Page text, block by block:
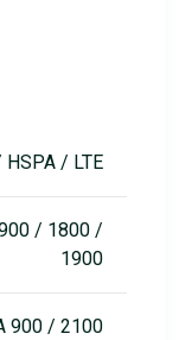
HSPA / LTE
/ 1800 /
1900
900 / 2100